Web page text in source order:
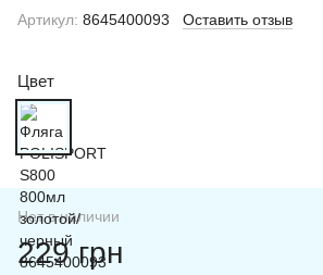
Артикул: 8645400093 Оставить отзыв
Цвет
Нет в наличии
229 грн